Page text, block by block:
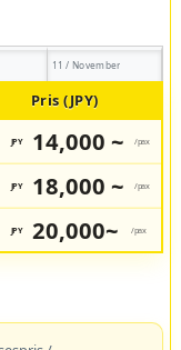
11 / November
Pris (JPY)
JPY 14,000 ~ /pax
JPY 18,000 ~ /pax
JPY 20,000~ /pax